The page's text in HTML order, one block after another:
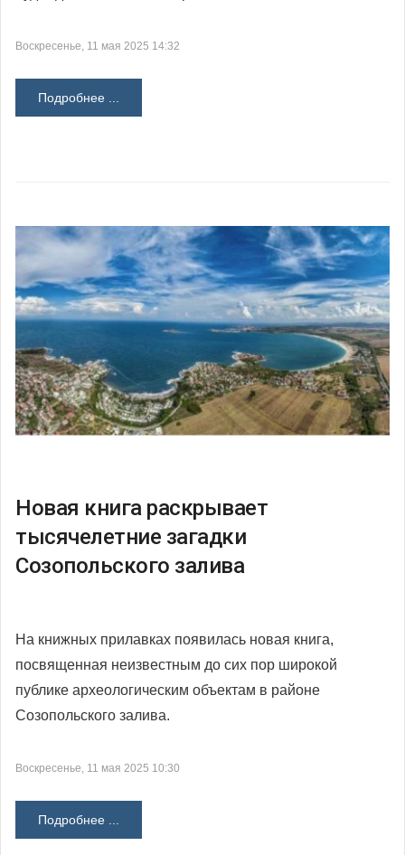
Воскресенье, 11 мая 2025 14:32
Подробнее ...
Новая книга раскрывает
тысячелетние загадки
Созопольского залива
На книжных прилавках появилась новая книга,
посвященная неизвестным до сих пор широкой
публике археологическим объектам в районе
Созопольского залива.
Воскресенье, 11 мая 2025 10:30
Подробнее ...